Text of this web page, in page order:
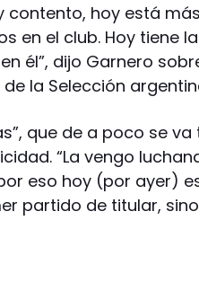
contento, hoy está
en el club. Hoy tiene
él”, dijo Garnero
la Selección
que de a poco se
“La vengo
eso hoy (por ayer)
partido de titular,